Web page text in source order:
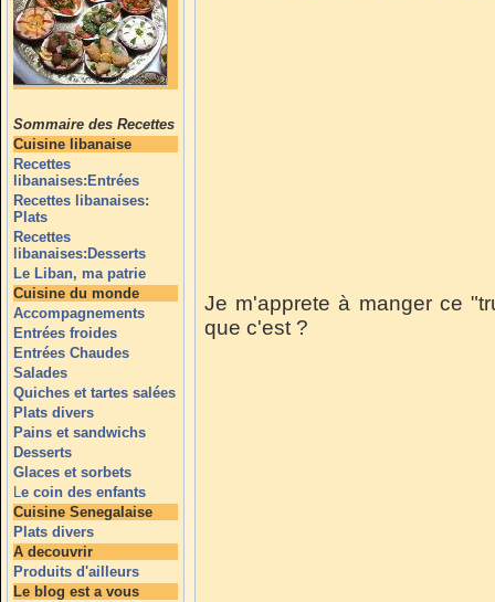
Sommaire des Recettes
Cuisine libanaise
Recettes
libanaises:Entrées
Recettes libanaises:
Plats
Recettes
libanaises:Desserts
Le Liban, ma patrie
Cuisine du monde
Accompagnements
Entrées froides
Entrées Chaudes
Salades
Quiches et tartes salées
Plats divers
Pains et sandwichs
Desserts
Glaces et sorbets
Le coin des enfants
Cuisine Senegalaise
Plats divers
A decouvrir
Produits d'ailleurs
Le blog est a vous
Je m'apprete à manger ce
que c'est ?